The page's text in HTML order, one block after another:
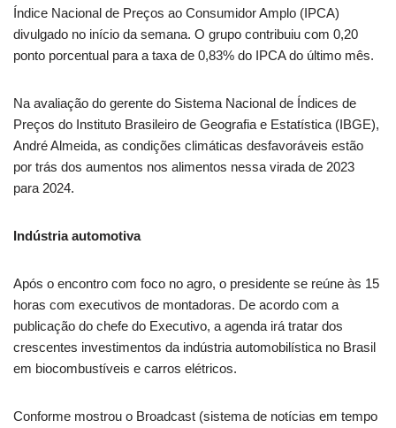
Índice Nacional de Preços ao Consumidor Amplo (IPCA)
divulgado no início da semana. O grupo contribuiu com 0,20
ponto porcentual para a taxa de 0,83% do IPCA do último mês.
Na avaliação do gerente do Sistema Nacional de Índices de
Preços do Instituto Brasileiro de Geografia e Estatística (IBGE),
André Almeida, as condições climáticas desfavoráveis estão
por trás dos aumentos nos alimentos nessa virada de 2023
para 2024.
Indústria automotiva
Após o encontro com foco no agro, o presidente se reúne às 15
horas com executivos de montadoras. De acordo com a
publicação do chefe do Executivo, a agenda irá tratar dos
crescentes investimentos da indústria automobilística no Brasil
em biocombustíveis e carros elétricos.
Conforme mostrou o Broadcast (sistema de notícias em tempo